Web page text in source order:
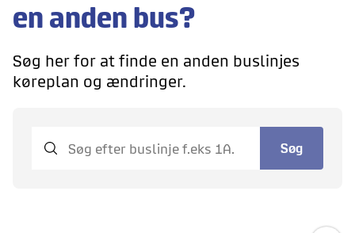
en anden bus?
Søg her for at finde en anden buslinjes
køreplan og ændringer.
Søg